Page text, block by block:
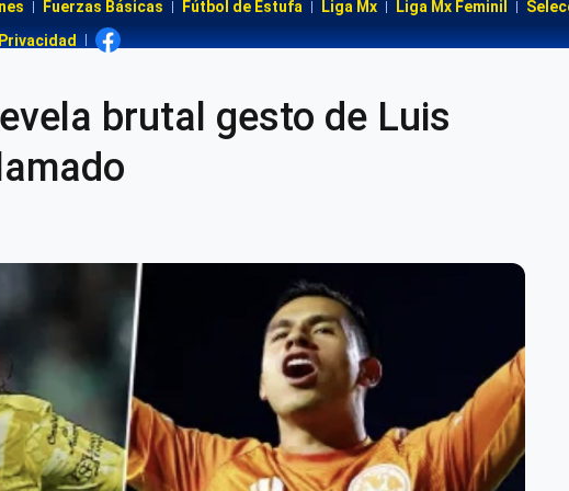
Fuerzas Básicas Fútbol de Estufa Liga Mx Liga Mx Feminil
brutal gesto de Luis